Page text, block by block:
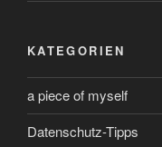
KATEGORIEN
a piece of myself
Datenschutz-Tipps